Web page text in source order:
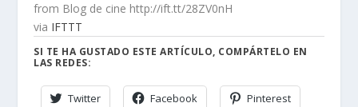
from Blog de cine http://ift.tt/28ZV0nH
via IFTTT
SI TE HA GUSTADO ESTE ARTÍCULO, COMPÁRTELO EN
LAS REDES:
Twitter Facebook Pinterest